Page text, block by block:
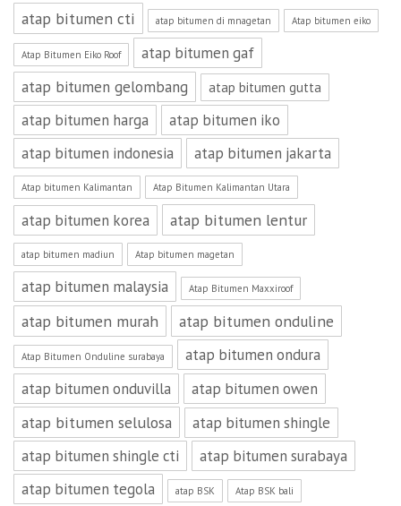
atap bitumen cti atap bitumen di mnagetan Atap bitumen eiko
Atap Bitumen Eiko Roof
atap bitumen gaf
atap bitumen gelombang
atap bitumen gutta
atap bitumen harga
atap bitumen iko
atap bitumen indonesia
atap bitumen jakarta
Atap bitumen Kalimantan Atap Bitumen Kalimantan Utara
atap bitumen korea atap bitumen lentur
atap bitumen madiun Atap bitumen magetan
atap bitumen malaysia Atap Bitumen Maxxiroof
atap bitumen murah atap bitumen onduline
Atap Bitumen Onduline surabaya
atap bitumen ondura
atap bitumen onduvilla
atap bitumen owen
atap bitumen selulosa
atap bitumen shingle
atap bitumen shingle cti
atap bitumen surabaya
atap bitumen tegola
atap BSK Atap BSK bali